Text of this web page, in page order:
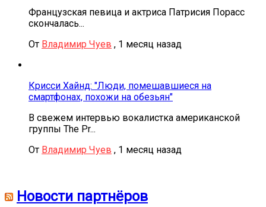
Французская певица и актриса Патрисия Порасс
скончалась...
От Владимир Чуев , 1 месяц назад
Крисси Хайнд: "Люди, помешавшиеся на
смартфонах, похожи на обезьян"
В свежем интервью вокалистка американской
группы The Pr...
От Владимир Чуев , 1 месяц назад
Новости партнёров